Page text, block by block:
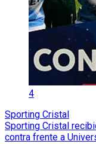
4
Sporting Cristal
Sporting Cristal
contra frente a